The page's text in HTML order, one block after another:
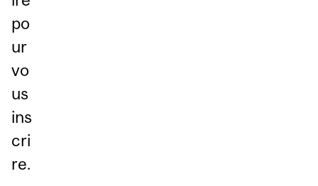
po
ur
vo
us
ins
cri
re.